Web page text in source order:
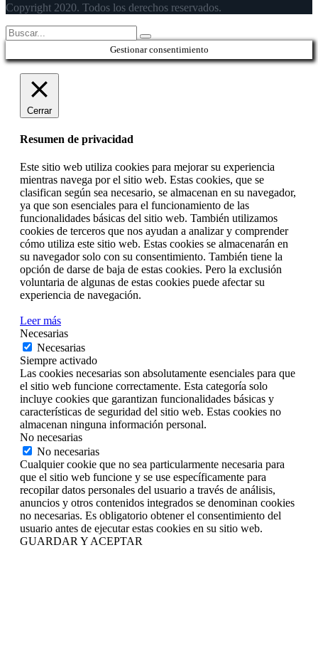
Copyright 2020. Todos los derechos reservados.
Gestionar consentimiento
Cerrar
Resumen de privacidad
Este sitio web utiliza cookies para mejorar su experiencia
mientras navega por el sitio web. Estas cookies, que se
clasifican según sea necesario, se almacenan en su navegador,
ya que son esenciales para el funcionamiento de las
funcionalidades básicas del sitio web. También utilizamos
cookies de terceros que nos ayudan a analizar y comprender
cómo utiliza este sitio web. Estas cookies se almacenarán en
su navegador solo con su consentimiento. También tiene la
opción de darse de baja de estas cookies. Pero la exclusión
voluntaria de algunas de estas cookies puede afectar su
experiencia de navegación.
Leer más
Necesarias
Necesarias
Siempre activado
Las cookies necesarias son absolutamente esenciales para que
el sitio web funcione correctamente. Esta categoría solo
incluye cookies que garantizan funcionalidades básicas y
características de seguridad del sitio web. Estas cookies no
almacenan ninguna información personal.
No necesarias
No necesarias
Cualquier cookie que no sea particularmente necesaria para
que el sitio web funcione y se use específicamente para
recopilar datos personales del usuario a través de análisis,
anuncios y otros contenidos integrados se denominan cookies
no necesarias. Es obligatorio obtener el consentimiento del
usuario antes de ejecutar estas cookies en su sitio web.
GUARDAR Y ACEPTAR